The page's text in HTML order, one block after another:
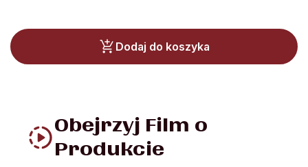
Dodaj do koszyka
Obejrzyj Film o
Produkcie